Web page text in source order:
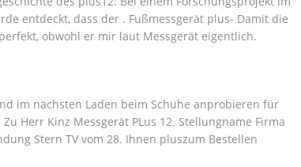
entdeckt, dass der . Fußmessgerät plus- Damit die
obwohl er mir laut Messgerät eigentlich.
im nächsten Laden beim Schuhe anprobieren für
Herr Kinz Messgerät PLus 12. Stellungname Firma
Stern TV vom 28. Ihnen pluszum Bestellen